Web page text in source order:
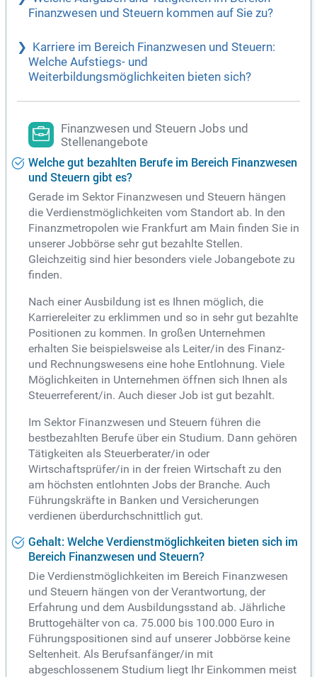
Finanzwesen und Steuern kommen auf Sie zu?
Karriere im Bereich Finanzwesen und Steuern:
Welche Aufstiegs- und
Weiterbildungsmöglichkeiten bieten sich?
Finanzwesen und Steuern Jobs und
Stellenangebote
Welche gut bezahlten Berufe im Bereich Finanzwesen
und Steuern gibt es?
Gerade im Sektor Finanzwesen und Steuern hängen
die Verdienstmöglichkeiten vom Standort ab. In den
Finanzmetropolen wie Frankfurt am Main finden Sie in
unserer Jobbörse sehr gut bezahlte Stellen.
Gleichzeitig sind hier besonders viele Jobangebote zu
finden.
Nach einer Ausbildung ist es Ihnen möglich, die
Karriereleiter zu erklimmen und so in sehr gut bezahlte
Positionen zu kommen. In großen Unternehmen
erhalten Sie beispielsweise als Leiter/in des Finanz-
und Rechnungswesens eine hohe Entlohnung. Viele
Möglichkeiten in Unternehmen öffnen sich Ihnen als
Steuerreferent/in. Auch dieser Job ist gut bezahlt.
Im Sektor Finanzwesen und Steuern führen die
bestbezahlten Berufe über ein Studium. Dann gehören
Tätigkeiten als Steuerberater/in oder
Wirtschaftsprüfer/in in der freien Wirtschaft zu den
am höchsten entlohnten Jobs der Branche. Auch
Führungskräfte in Banken und Versicherungen
verdienen überdurchschnittlich gut.
Gehalt: Welche Verdienstmöglichkeiten bieten sich im
Bereich Finanzwesen und Steuern?
Die Verdienstmöglichkeiten im Bereich Finanzwesen
und Steuern hängen von der Verantwortung, der
Erfahrung und dem Ausbildungsstand ab. Jährliche
Bruttogehälter von ca. 75.000 bis 100.000 Euro in
Führungspositionen sind auf unserer Jobbörse keine
Seltenheit. Als Berufsanfänger/in mit
abgeschlossenem Studium liegt Ihr Einkommen meist